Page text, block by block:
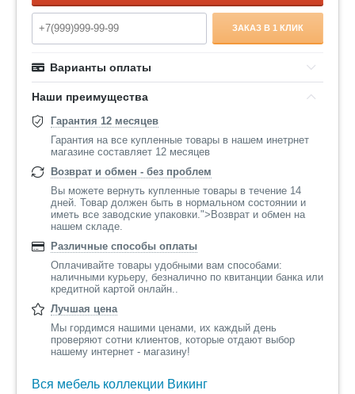
ЗАКАЗ В 1 КЛИК
Варианты оплаты
Наши преимущества
Гарантия 12 месяцев
Гарантия на все купленные товары в нашем инетрнет
магазине составляет 12 месяцев
Возврат и обмен - без проблем
Вы можете вернуть купленные товары в течение 14
дней. Товар должен быть в нормальном состоянии и
иметь все заводские упаковки.">Возврат и обмен на
нашем складе.
Различные способы оплаты
Оплачивайте товары удобными вам способами:
наличными курьеру, безналично по квитанции банка или
кредитной картой онлайн..
Лучшая цена
Мы гордимся нашими ценами, их каждый день
проверяют сотни клиентов, которые отдают выбор
нашему интернет - магазину!
Вся мебель коллекции Викинг